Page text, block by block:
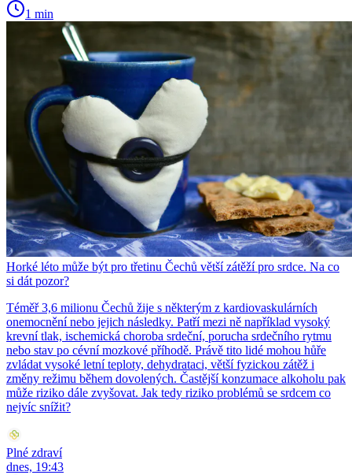
1 min
Horké léto může být pro třetinu Čechů větší zátěží pro srdce. Na co
si dát pozor?
Téměř 3,6 milionu Čechů žije s některým z kardiovaskulárních
onemocnění nebo jejich následky. Patří mezi ně například vysoký
krevní tlak, ischemická choroba srdeční, porucha srdečního rytmu
nebo stav po cévní mozkové příhodě. Právě tito lidé mohou hůře
zvládat vysoké letní teploty, dehydrataci, větší fyzickou zátěž i
změny režimu během dovolených. Častější konzumace alkoholu pak
může riziko dále zvyšovat. Jak tedy riziko problémů se srdcem co
nejvíc snížit?
Plné zdraví
dnes, 19:43